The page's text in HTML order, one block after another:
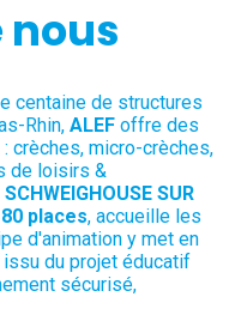
nous
centaine de structures
Rhin, ALEF offre des
crèches, micro-crèches,
de loisirs &
SUR
places, accueille les
d'animation y met en
du projet éducatif
sécurisé,